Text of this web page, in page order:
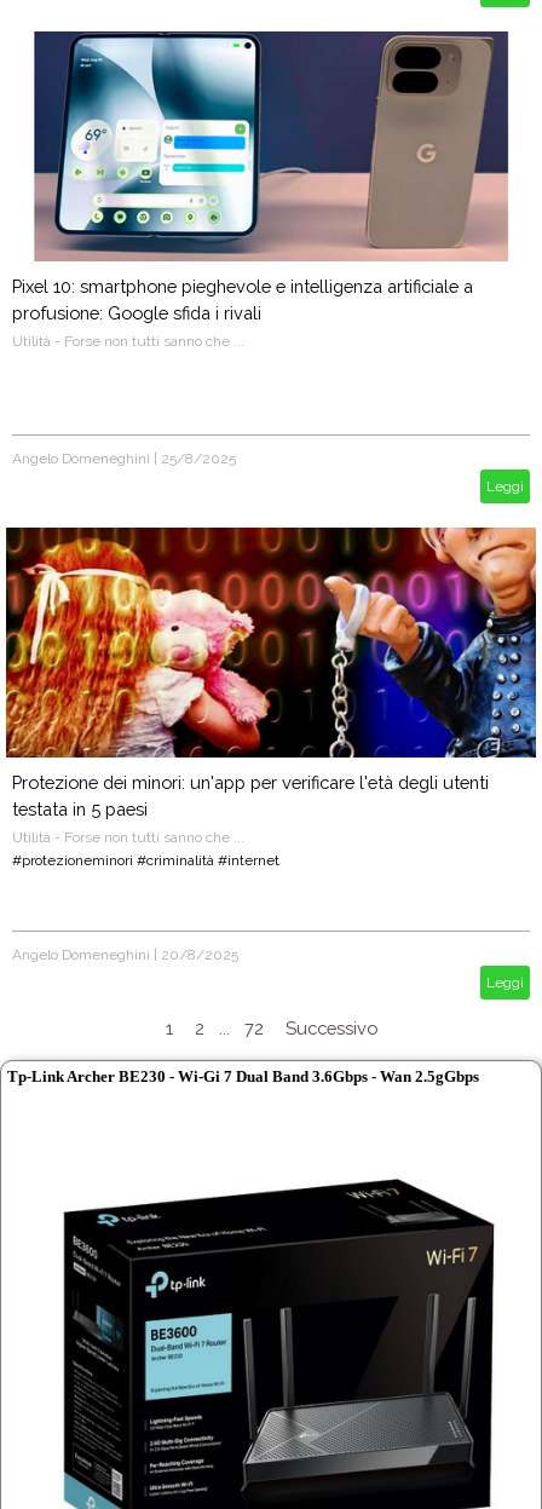
Pixel 10: smartphone pieghevole e intelligenza artificiale a
profusione: Google sfida i rivali
Utilità - Forse non tutti sanno che ...
Angelo Domeneghini
25/8/2025
Leggi
Protezione dei minori: un'app per verificare l'età degli utenti
testata in 5 paesi
Utilità - Forse non tutti sanno che ...
#protezioneminori #criminalità #internet
Angelo Domeneghini
20/8/2025
Leggi
1 2 72 Successivo
Tp-Link Archer BE230 - Wi-Gi 7 Dual Band 3.6Gbps - Wan 2.5gGbps